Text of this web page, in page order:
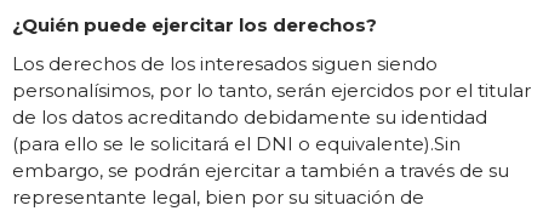
¿Quién puede ejercitar los derechos?
Los derechos de los interesados siguen siendo
personalísimos, por lo tanto, serán ejercidos por el titular
de los datos acreditando debidamente su identidad
(para ello se le solicitará el DNI o equivalente).Sin
embargo, se podrán ejercitar a también a través de su
representante legal, bien por su situación de